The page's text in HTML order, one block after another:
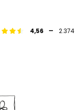
4,56 -